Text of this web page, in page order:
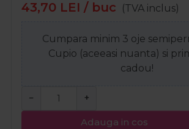
43,70 LEI / buc (TVA inclus)
Cumpara minim 3 oje
Cupio (aceeasi nuanta) si
cadou!
− +
Adauga in cos